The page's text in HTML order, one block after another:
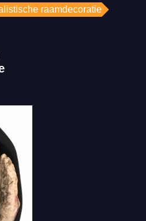
raamdecoratie